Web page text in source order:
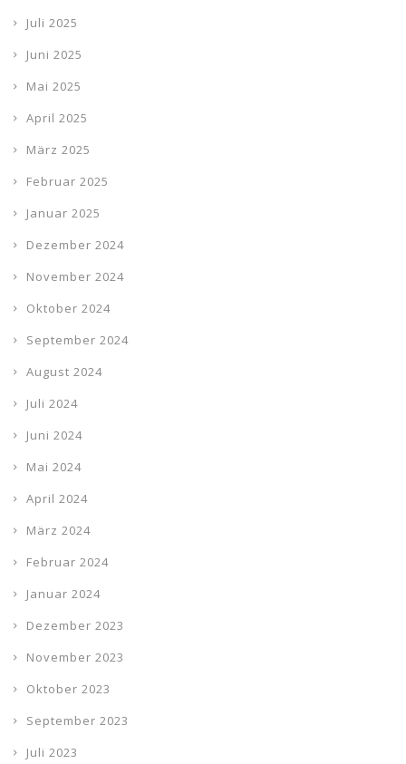
Juli 2025
Juni 2025
Mai 2025
April 2025
März 2025
Februar 2025
Januar 2025
Dezember 2024
November 2024
Oktober 2024
September 2024
August 2024
Juli 2024
Juni 2024
Mai 2024
April 2024
März 2024
Februar 2024
Januar 2024
Dezember 2023
November 2023
Oktober 2023
September 2023
Juli 2023